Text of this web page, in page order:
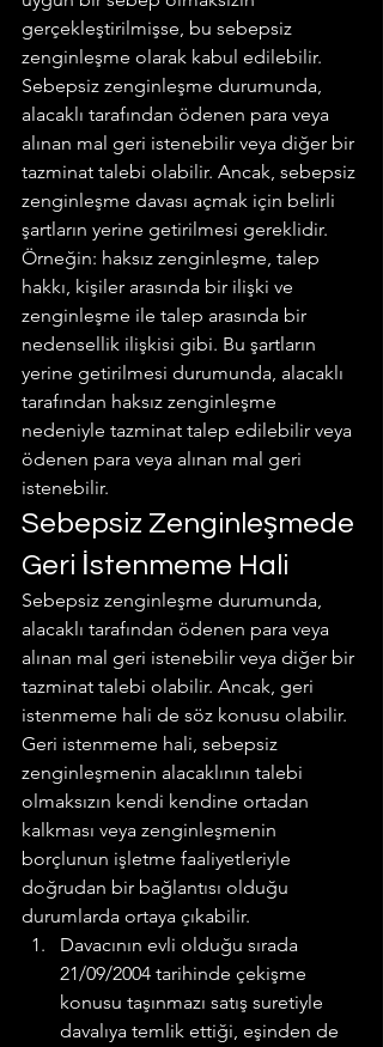
gerçekleştirilmişse, bu sebepsiz
zenginleşme olarak kabul edilebilir.
Sebepsiz zenginleşme durumunda,
alacaklı tarafından ödenen para veya
alınan mal geri istenebilir veya diğer bir
tazminat talebi olabilir. Ancak, sebepsiz
zenginleşme davası açmak için belirli
şartların yerine getirilmesi gereklidir.
Örneğin: haksız zenginleşme, talep
hakkı, kişiler arasında bir ilişki ve
zenginleşme ile talep arasında bir
nedensellik ilişkisi gibi. Bu şartların
yerine getirilmesi durumunda, alacaklı
tarafından haksız zenginleşme
nedeniyle tazminat talep edilebilir veya
ödenen para veya alınan mal geri
istenebilir.
Sebepsiz Zenginleşmede
Geri İstenmeme Hali
Sebepsiz zenginleşme durumunda,
alacaklı tarafından ödenen para veya
alınan mal geri istenebilir veya diğer bir
tazminat talebi olabilir. Ancak, geri
istenmeme hali de söz konusu olabilir.
Geri istenmeme hali, sebepsiz
zenginleşmenin alacaklının talebi
olmaksızın kendi kendine ortadan
kalkması veya zenginleşmenin
borçlunun işletme faaliyetleriyle
doğrudan bir bağlantısı olduğu
durumlarda ortaya çıkabilir.
Davacının evli olduğu sırada
21/09/2004 tarihinde çekişme
konusu taşınmazı satış suretiyle
davalıya temlik ettiği, eşinden de